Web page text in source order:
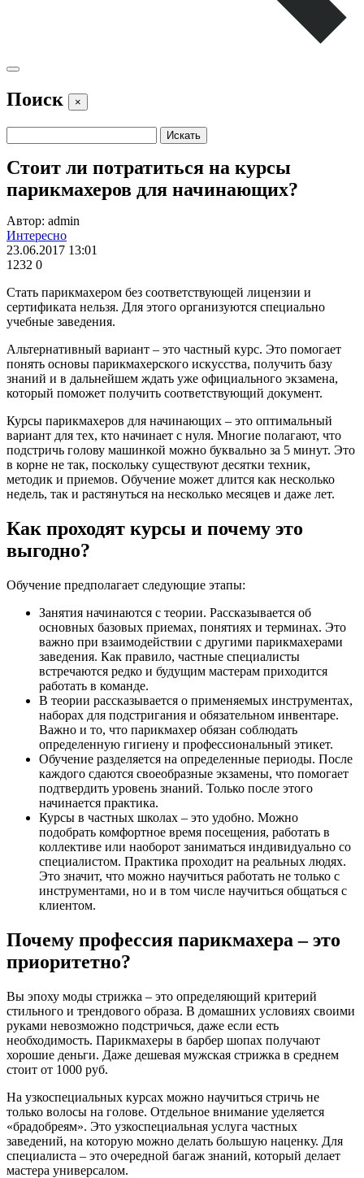
Поиск ×
Стоит ли потратиться на курсы
парикмахеров для начинающих?
Автор: admin
Интересно
23.06.2017 13:01
1232 0
Стать парикмахером без соответствующей лицензии и
сертификата нельзя. Для этого организуются специально
учебные заведения.
Альтернативный вариант – это частный курс. Это помогает
понять основы парикмахерского искусства, получить базу
знаний и в дальнейшем ждать уже официального экзамена,
который поможет получить соответствующий документ.
Курсы парикмахеров для начинающих – это оптимальный
вариант для тех, кто начинает с нуля. Многие полагают, что
подстричь голову машинкой можно буквально за 5 минут. Это
в корне не так, поскольку существуют десятки техник,
методик и приемов. Обучение может длится как несколько
недель, так и растянуться на несколько месяцев и даже лет.
Как проходят курсы и почему это
выгодно?
Обучение предполагает следующие этапы:
Занятия начинаются с теории. Рассказывается об
основных базовых приемах, понятиях и терминах. Это
важно при взаимодействии с другими парикмахерами
заведения. Как правило, частные специалисты
встречаются редко и будущим мастерам приходится
работать в команде.
В теории рассказывается о применяемых инструментах,
наборах для подстригания и обязательном инвентаре.
Важно и то, что парикмахер обязан соблюдать
определенную гигиену и профессиональный этикет.
Обучение разделяется на определенные периоды. После
каждого сдаются своеобразные экзамены, что помогает
подтвердить уровень знаний. Только после этого
начинается практика.
Курсы в частных школах – это удобно. Можно
подобрать комфортное время посещения, работать в
коллективе или наоборот заниматься индивидуально со
специалистом. Практика проходит на реальных людях.
Это значит, что можно научиться работать не только с
инструментами, но и в том числе научиться общаться с
клиентом.
Почему профессия парикмахера – это
приоритетно?
Вы эпоху моды стрижка – это определяющий критерий
стильного и трендового образа. В домашних условиях своими
руками невозможно подстричься, даже если есть
необходимость. Парикмахеры в барбер шопах получают
хорошие деньги. Даже дешевая мужская стрижка в среднем
стоит от 1000 руб.
На узкоспециальных курсах можно научиться стричь не
только волосы на голове. Отдельное внимание уделяется
«брадобреям». Это узкоспециальная услуга частных
заведений, на которую можно делать большую наценку. Для
специалиста – это очередной багаж знаний, который делает
мастера универсалом.